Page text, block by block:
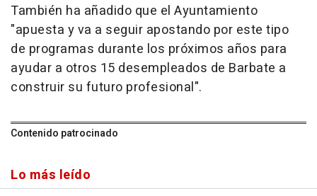
También ha añadido que el Ayuntamiento
"apuesta y va a seguir apostando por este tipo
de programas durante los próximos años para
ayudar a otros 15 desempleados de Barbate a
construir su futuro profesional".
Contenido patrocinado
Lo más leído